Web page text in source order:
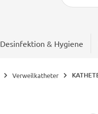
Desinfektion & Hygiene
Verweilkatheter